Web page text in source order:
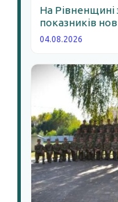
На Рівненщині
показників
04.08.2026